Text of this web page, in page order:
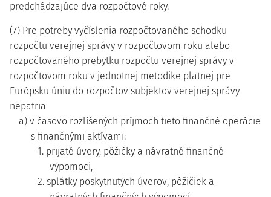
predchádzajúce dva rozpočtové roky.
(7) Pre potreby vyčíslenia rozpočtovaného schodku
rozpočtu verejnej správy v rozpočtovom roku alebo
rozpočtovaného prebytku rozpočtu verejnej správy v
rozpočtovom roku v jednotnej metodike platnej pre
Európsku úniu do rozpočtov subjektov verejnej správy
nepatria
a) v časovo rozlíšených príjmoch tieto finančné operácie
s finančnými aktívami:
1. prijaté úvery, pôžičky a návratné finančné
výpomoci,
2. splátky poskytnutých úverov, pôžičiek a